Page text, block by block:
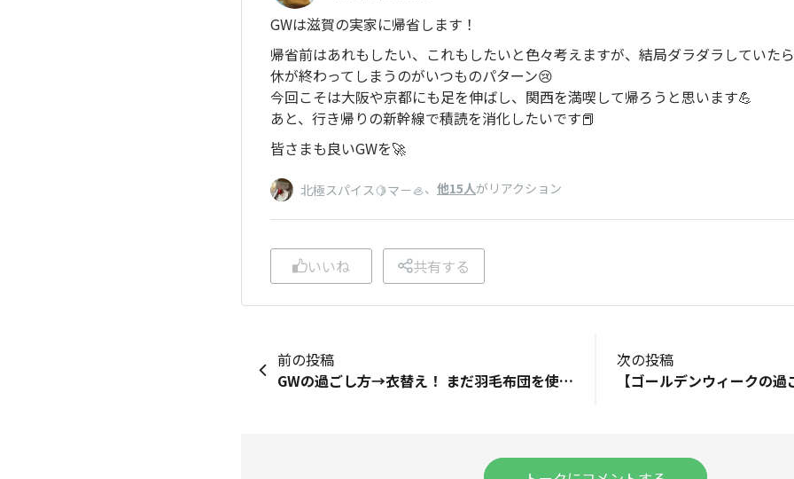
GWは滋賀の実家に帰省します！
帰省前はあれもしたい、これもしたいと色々考えますが、結局ダラダラしていた
休が終わってしまうのがいつものパターン😢
今回こそは大阪や京都にも足を伸ばし、関西を満喫して帰ろうと思います💪
あと、行き帰りの新幹線で積読を消化したいです📕
皆さまも良いGWを🚀
北極スパイス🍋マ－🦪、 他15人がリアクション
いいね 共有する
前の投稿
GWの過ごし方→衣替え！ まだ羽毛布団を使っているので、そろそろしまいつつ、半袖も出そうかなーと。
次の投稿